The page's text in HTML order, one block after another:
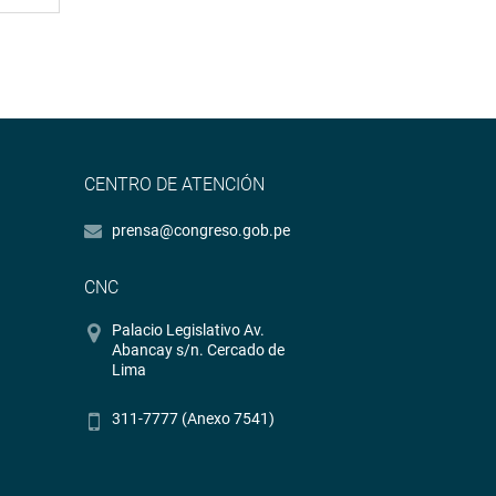
CENTRO DE ATENCIÓN
prensa@congreso.gob.pe
CNC
Palacio Legislativo Av.
Abancay s/n. Cercado de
Lima
311-7777 (Anexo 7541)